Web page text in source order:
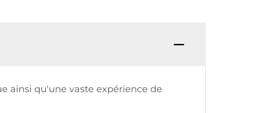
ainsi qu'une vaste expérience de